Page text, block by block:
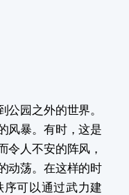
公园之外的世界。
风暴。有时，这是
令人不安的阵风，
动荡。在这样的时
可以通过武力建